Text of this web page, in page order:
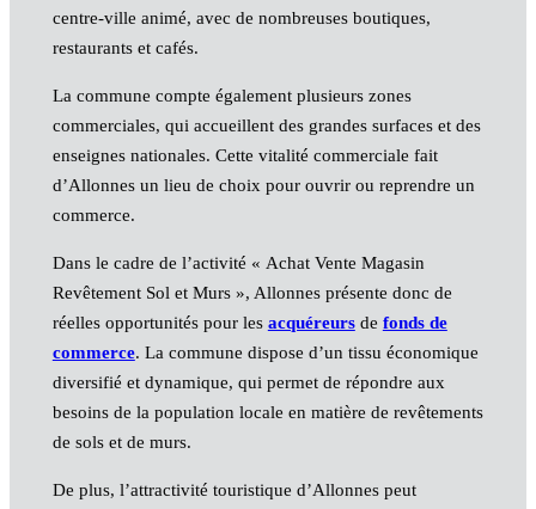
centre-ville animé, avec de nombreuses boutiques,
restaurants et cafés.
La commune compte également plusieurs zones
commerciales, qui accueillent des grandes surfaces et des
enseignes nationales. Cette vitalité commerciale fait
d’Allonnes un lieu de choix pour ouvrir ou reprendre un
commerce.
Dans le cadre de l’activité « Achat Vente Magasin
Revêtement Sol et Murs », Allonnes présente donc de
réelles opportunités pour les acquéreursde fonds de
commerce. La commune dispose d’un tissu économique
diversifié et dynamique, qui permet de répondre aux
besoins de la population locale en matière de revêtements
de sols et de murs.
De plus, l’attractivité touristique d’Allonnes peut